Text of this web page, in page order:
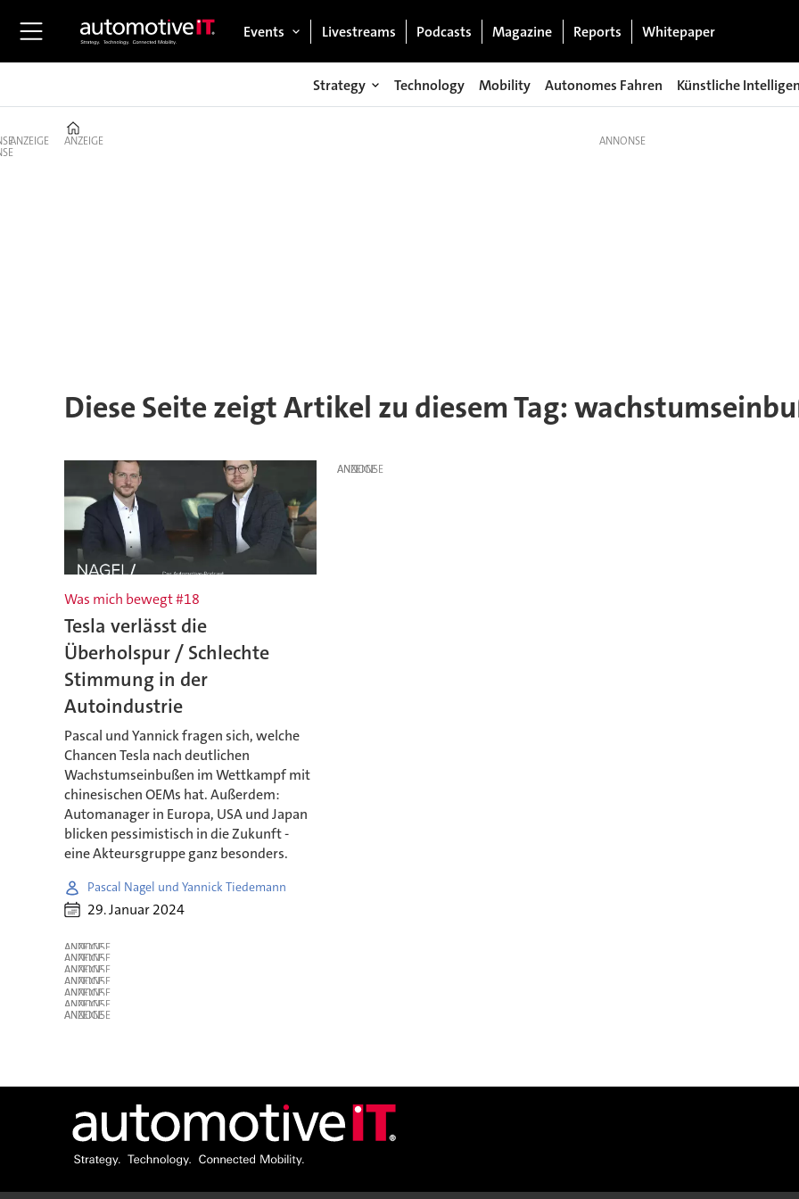
Events Livestreams Podcasts Magazine Reports Whitepaper
Strategy Technology Mobility Autonomes Fahren Künstliche
ANZEIGE ANZEIGE
Diese Seite zeigt Artikel zu diesem Tag:
Was mich bewegt #18
Tesla verlässt die
Überholspur / Schlechte
Stimmung in der
Autoindustrie
Pascal und Yannick fragen sich, welche
Chancen Tesla nach deutlichen
Wachstumseinbußen im Wettkampf mit
chinesischen OEMs hat. Außerdem:
Automanager in Europa, USA und Japan
blicken pessimistisch in die Zukunft -
eine Akteursgruppe ganz besonders.
Pascal Nagel und Yannick Tiedemann
29. Januar 2024
ANZEIGE
ANZEIGE
ANZEIGE
ANZEIGE
ANZEIGE
ANZEIGE
ANZEIGE
ANZEIGE